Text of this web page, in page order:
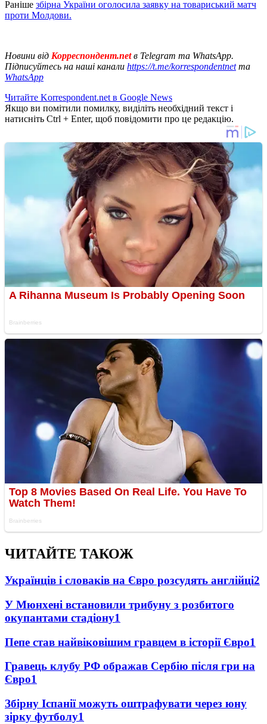
Раніше збірна України оголосила заявку на товариський матч
проти Молдови.
Новини від Корреспондент.netв Telegram та WhatsApp.
Підписуйтесь на наші канали https://t.me/korrespondentnetта
WhatsApp
Читайте Korrespondent.net в Google News
Якщо ви помітили помилку, виділіть необхідний текст і
натисніть Ctrl + Enter, щоб повідомити про це редакцію.
ЧИТАЙТЕ ТАКОЖ
Українців і словаків на Євро розсудять англійці2
У Мюнхені встановили трибуну з розбитого
окупантами стадіону1
Пепе став найвіковішим гравцем в історії Євро1
Гравець клубу РФ ображав Сербію після гри на
Євро1
Збірну Іспанії можуть оштрафувати через юну
зірку футболу1